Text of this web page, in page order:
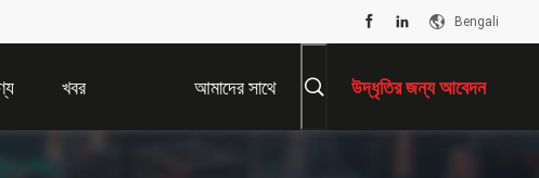
Bengali
খবর আমাদের সাথে উদ্ধৃতির জন্য আবেদন